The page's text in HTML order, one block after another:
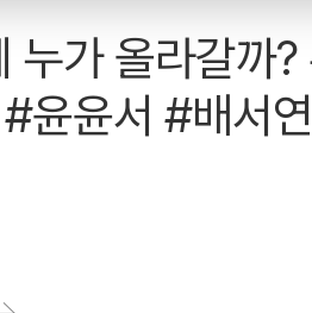
누가 올라갈까
윤윤서 #배서연